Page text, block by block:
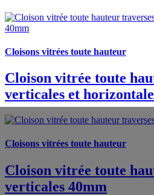
Cloisons vitrées toute hauteur
Cloison vitrée toute
verticales et
Cloisons vitrées toute hauteur
Cloison vitrée toute
verticales 40mm